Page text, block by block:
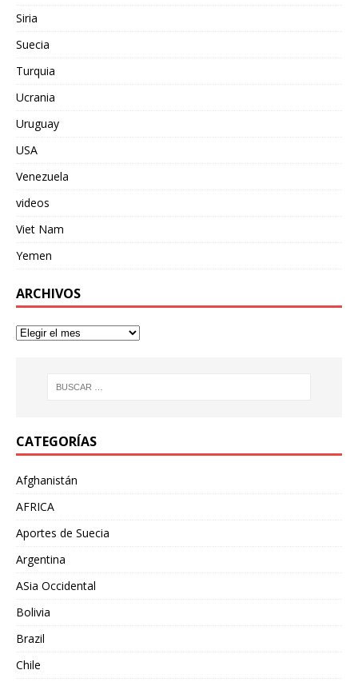
Siria
Suecia
Turquia
Ucrania
Uruguay
USA
Venezuela
videos
Viet Nam
Yemen
ARCHIVOS
CATEGORÍAS
Afghanistán
AFRICA
Aportes de Suecia
Argentina
ASia Occidental
Bolivia
Brazil
Chile